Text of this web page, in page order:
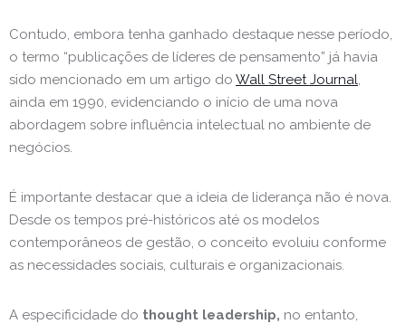
Contudo, embora tenha ganhado destaque nesse período,
o termo “publicações de líderes de pensamento” já havia
sido mencionado em um artigo do Wall Street Journal,
ainda em 1990, evidenciando o início de uma nova
abordagem sobre influência intelectual no ambiente de
negócios.
É importante destacar que a ideia de liderança não é nova.
Desde os tempos pré-históricos até os modelos
contemporâneos de gestão, o conceito evoluiu conforme
as necessidades sociais, culturais e organizacionais.
A especificidade do thought leadership, no entanto,